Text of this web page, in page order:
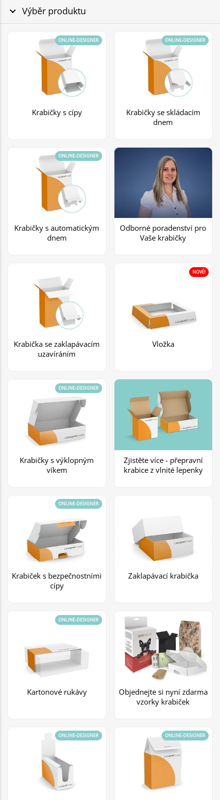
Výběr produktu
Krabičky s cípy
ONLINE-DESIGNER
Krabičky se skládacím
dnem
ONLINE-DESIGNER
Krabičky s automatickým
dnem
ONLINE-DESIGNER
Odborné poradenství pro
Vaše krabičky
Krabička se zaklapávacím
uzavíráním
Vložka
NOVÉ!
Krabičky s výklopným
víkem
ONLINE-DESIGNER
Zjistěte více - přepravní
krabice z vlnité lepenky
Krabiček s bezpečnostními
cípy
ONLINE-DESIGNER
Zaklapávací krabička
Kartonové rukávy
ONLINE-DESIGNER
Objednejte si nyní zdarma
vzorky krabiček
ONLINE-DESIGNER ONLINE-DESIGNER